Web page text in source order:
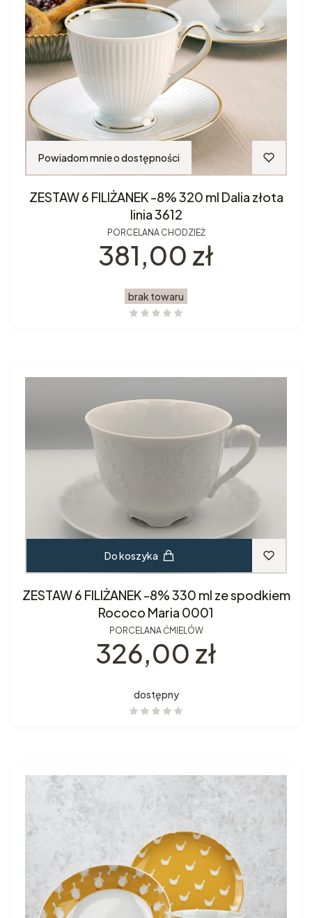
Powiadom mnie o dostępności
ZESTAW 6 FILIŻANEK -8% 320 ml Dalia złota
linia 3612
PORCELANA CHODZIEŻ
Cena
381,00 zł
brak towaru
Do koszyka
ZESTAW 6 FILIŻANEK -8% 330 ml ze spodkiem
Rococo Maria 0001
PORCELANA ĆMIELÓW
Cena
326,00 zł
dostępny